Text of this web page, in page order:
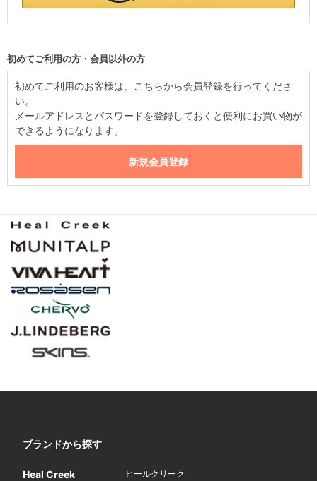
初めてご利用の方・会員以外の方
初めてご利用のお客様は、こちらから会員登録を行ってくださ
い。
メールアドレスとパスワードを登録しておくと便利にお買い物が
できるようになります。
ブランドから探す
Heal Creek ヒールクリーク